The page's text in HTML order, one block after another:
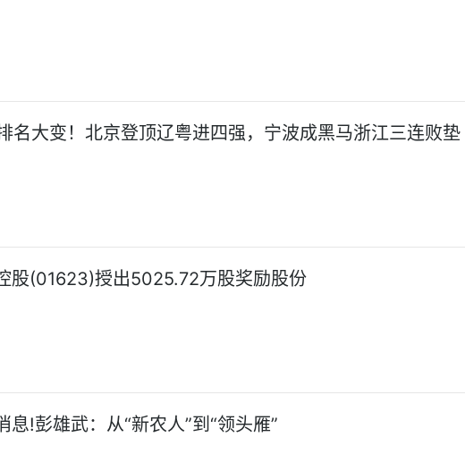
名大变！北京登顶辽粤进四强，宁波成黑马浙江三连败垫
股(01623)授出5025.72万股奖励股份
息!彭雄武：从“新农人”到“领头雁”